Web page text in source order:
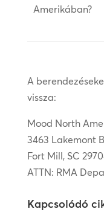
Amerikában?
A
vissza:
Mood North
3463 Lakemont
Fort Mill, SC
ATTN: RMA
Kapcsolódó